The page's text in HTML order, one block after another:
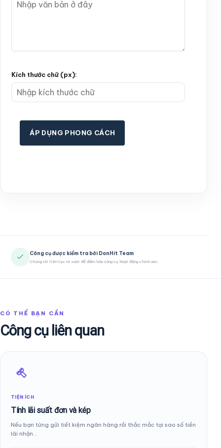
Kích thước chữ (px):
ÁP DỤNG PHONG CÁCH
Công cụ được kiểm tra bởi DonHit Team
Chúng tôi liên tục rà soát để đảm bảo công cụ hoạt động chính xác.
CÓ THỂ BẠN CẦN
Công cụ liên quan
TIỆN ÍCH
Tính lãi suất đơn và kép
Nếu bạn từng gửi tiết kiệm ngân hàng rồi thắc mắc tại sao số tiền
lãi nhận…